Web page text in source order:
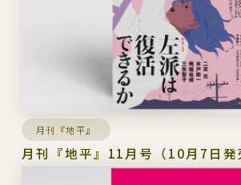
月刊『地平』
月刊『地平』11月号（10月7日発